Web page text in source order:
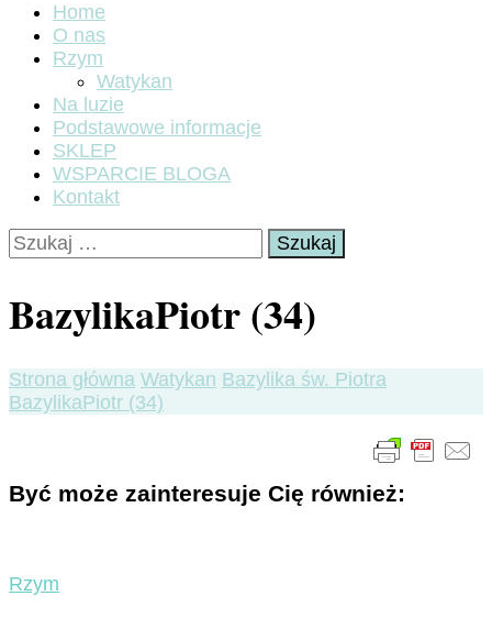
Home
O nas
Rzym
Watykan
Na luzie
Podstawowe informacje
SKLEP
WSPARCIE BLOGA
Kontakt
Szukaj:
BazylikaPiotr (34)
Strona główna Watykan Bazylika św. Piotra
BazylikaPiotr (34)
Być może zainteresuje Cię również:
Rzym